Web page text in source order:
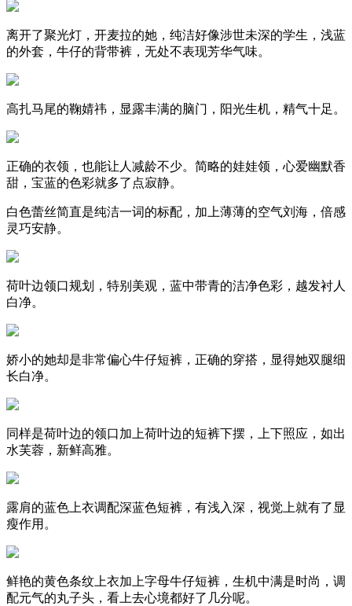
离开了聚光灯，开麦拉的她，纯洁好像涉世未深的学生，浅蓝
的外套，牛仔的背带裤，无处不表现芳华气味。
高扎马尾的鞠婧祎，显露丰满的脑门，阳光生机，精气十足。
正确的衣领，也能让人减龄不少。简略的娃娃领，心爱幽默香
甜，宝蓝的色彩就多了点寂静。
白色蕾丝简直是纯洁一词的标配，加上薄薄的空气刘海，倍感
灵巧安静。
荷叶边领口规划，特别美观，蓝中带青的洁净色彩，越发衬人
白净。
娇小的她却是非常偏心牛仔短裤，正确的穿搭，显得她双腿细
长白净。
同样是荷叶边的领口加上荷叶边的短裤下摆，上下照应，如出
水芙蓉，新鲜高雅。
露肩的蓝色上衣调配深蓝色短裤，有浅入深，视觉上就有了显
瘦作用。
鲜艳的黄色条纹上衣加上字母牛仔短裤，生机中满是时尚，调
配元气的丸子头，看上去心境都好了几分呢。